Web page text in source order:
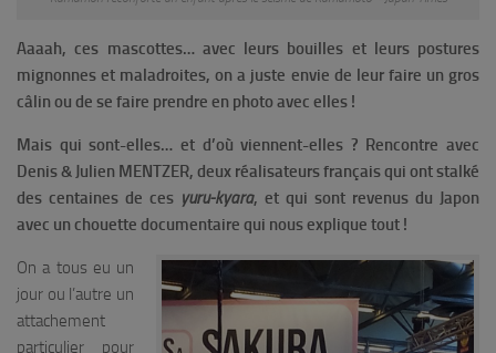
Aaaah, ces mascottes… avec leurs bouilles et leurs postures
mignonnes et maladroites, on a juste envie de leur faire un gros
câlin ou de se faire prendre en photo avec elles !
Mais qui sont-elles… et d’où viennent-elles ? Rencontre avec
Denis & Julien MENTZER, deux réalisateurs français qui ont stalké
des centaines de ces yuru-kyara, et qui sont revenus du Japon
avec un chouette documentaire qui nous explique tout !
On a tous eu un
jour ou l’autre un
attachement
particulier pour